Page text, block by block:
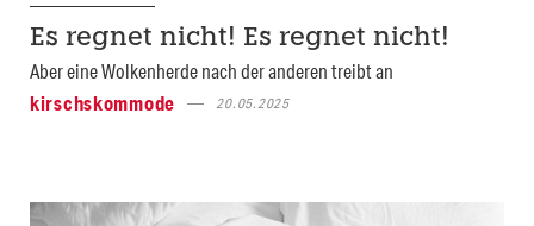
Es regnet nicht! Es regnet nicht!
Aber eine Wolkenherde nach der anderen treibt an
kirschskommode
20.05.2025